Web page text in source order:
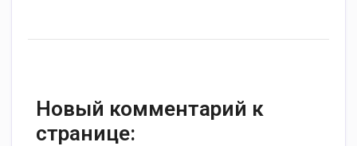
Новый комментарий к
странице: